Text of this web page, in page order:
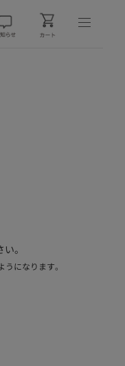
。
になります。